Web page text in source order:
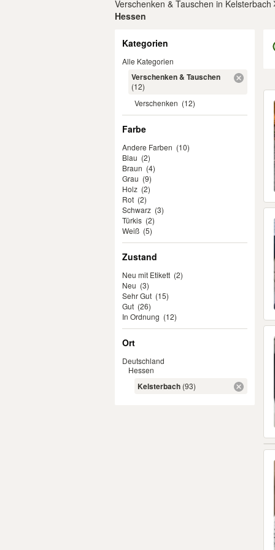
Verschenken & Tauschen in Kelsterbach
Hessen
Kategorien
Alle Kategorien
Verschenken & Tauschen
(12)
Verschenken (12)
Farbe
Andere Farben (10)
Blau (2)
Braun (4)
Grau (9)
Holz (2)
Rot (2)
Schwarz (3)
Türkis (2)
Weiß (5)
Zustand
Neu mit Etikett (2)
Neu (3)
Sehr Gut (15)
Gut (26)
In Ordnung (12)
Ort
Deutschland
Hessen
Kelsterbach (93)